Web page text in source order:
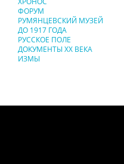
ФОРУМ
РУМЯНЦЕВСКИЙ МУЗЕЙ
ДО 1917 ГОДА
РУССКОЕ ПОЛЕ
ДОКУМЕНТЫ XX ВЕКА
ИЗМЫ